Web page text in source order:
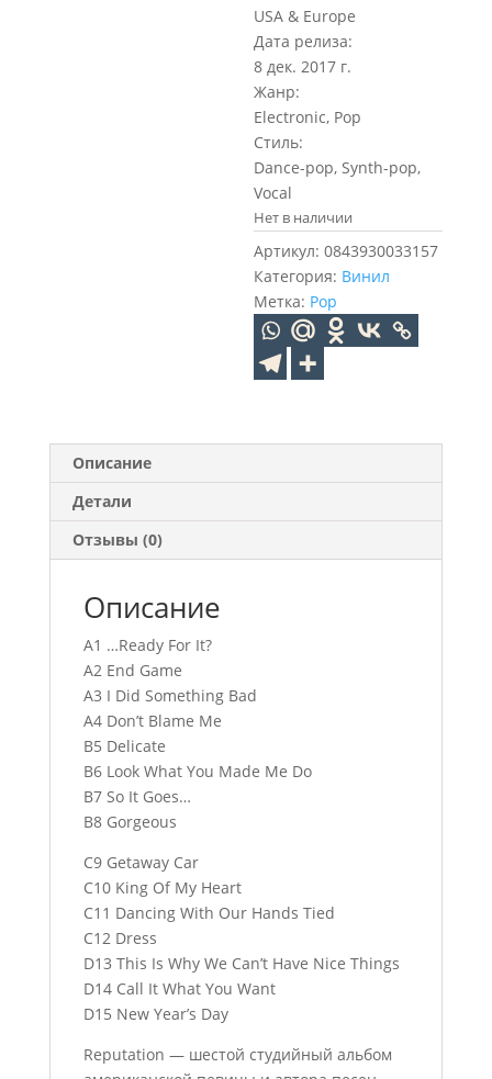
USA & Europe
Дата релиза:
8 дек. 2017 г.
Жанр:
Electronic, Pop
Стиль:
Dance-pop, Synth-pop,
Vocal
Нет в наличии
Артикул:0843930033157
Категория: Винил
Метка: Pop
Описание
Детали
Отзывы (0)
Описание
A1 …Ready For It?
A2 End Game
A3 I Did Something Bad
A4 Don’t Blame Me
B5 Delicate
B6 Look What You Made Me Do
B7 So It Goes…
B8 Gorgeous
C9 Getaway Car
C10 King Of My Heart
C11 Dancing With Our Hands Tied
C12 Dress
D13 This Is Why We Can’t Have Nice Things
D14 Call It What You Want
D15 New Year’s Day
Reputation — шестой студийный альбом